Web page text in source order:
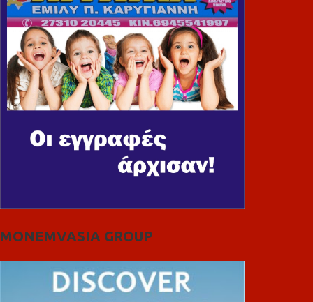
MONEMVASIA GROUP